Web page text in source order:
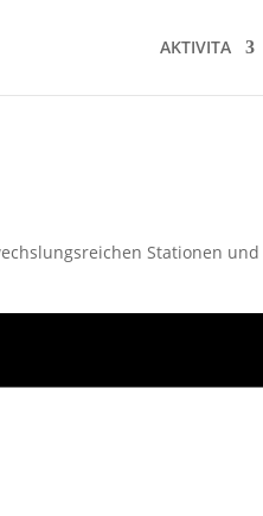
AKTIVITA
Stationen